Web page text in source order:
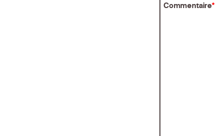
Commentaire*